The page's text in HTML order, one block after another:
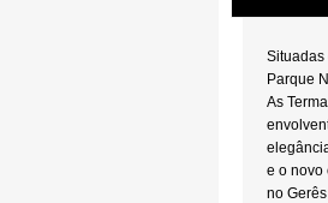
Situadas
Parque
As
e o novo
no